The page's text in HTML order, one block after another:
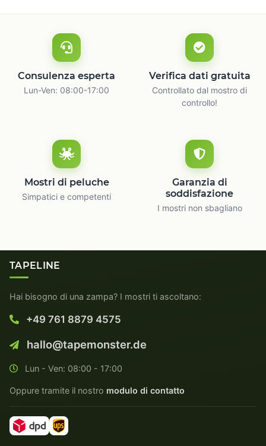
Consulenza esperta
Lun-Ven: 08:00-17:00
Verifica dati gratuita
Controllato dal mostro di
controllo!
Mostri di peluche
Simpatici e competenti
Garanzia di
soddisfazione
I mostri non sbagliano
TAPELINE
Hai bisogno di una zampa? I mostri ti ascoltano:
+49 761 8879 4575
hallo@tapemonster.de
Lun - Ven: 08:00 - 17:00
Oppure tramite il nostro modulo di contatto